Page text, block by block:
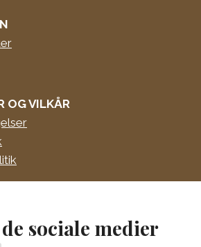
OG VILKÅR
sociale medier